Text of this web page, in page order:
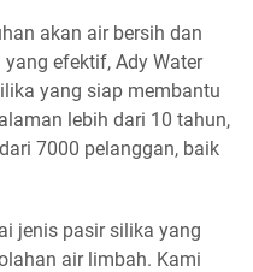
akan air bersih dan
efektif, Ady Water
yang siap membantu
lebih dari 10 tahun,
7000 pelanggan, baik
jenis pasir silika yang
air limbah. Kami